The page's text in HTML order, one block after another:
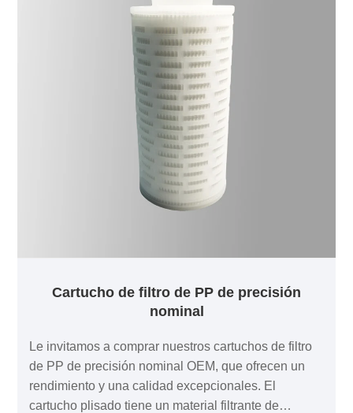
Cartucho de filtro de PP de precisión
nominal
Le invitamos a comprar nuestros cartuchos de filtro
de PP de precisión nominal OEM, que ofrecen un
rendimiento y una calidad excepcionales. El
cartucho plisado tiene un material filtrante de